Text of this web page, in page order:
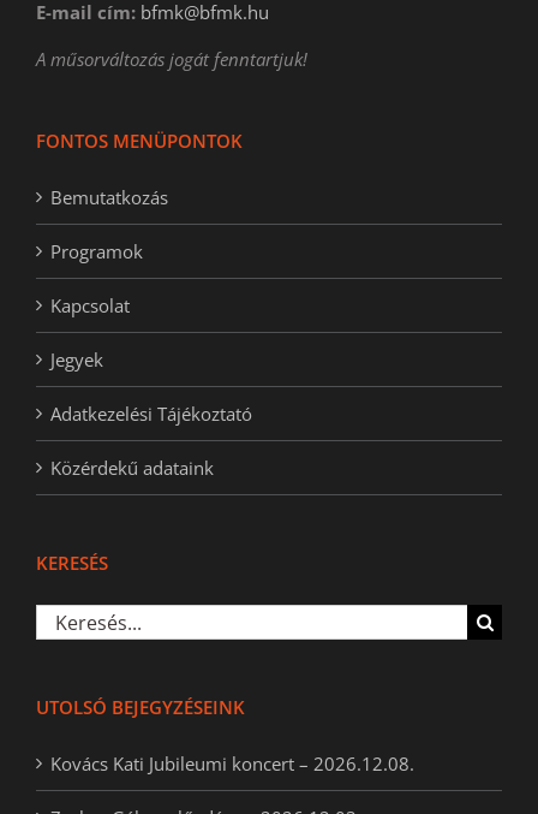
E-mail cím: bfmk@bfmk.hu
A műsorváltozás jogát fenntartjuk!
FONTOS MENÜPONTOK
Bemutatkozás
Programok
Kapcsolat
Jegyek
Adatkezelési Tájékoztató
Közérdekű adataink
KERESÉS
Keresés...
UTOLSÓ BEJEGYZÉSEINK
Kovács Kati Jubileumi koncert – 2026.12.08.